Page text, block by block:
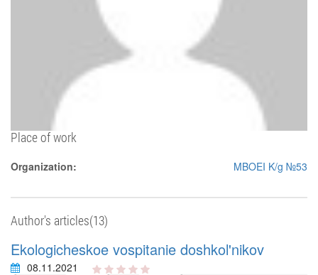
Place of work
Organization: MBOEI K/g №53
Author's articles(13)
Ekologicheskoe vospitanie doshkol'nikov
08.11.2021